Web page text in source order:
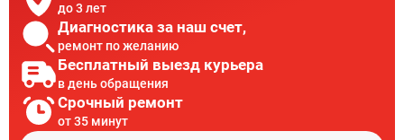
до 3 лет
Диагностика за наш счет,
ремонт по желанию
Бесплатный выезд курьера
в день обращения
Срочный ремонт
от 35 минут